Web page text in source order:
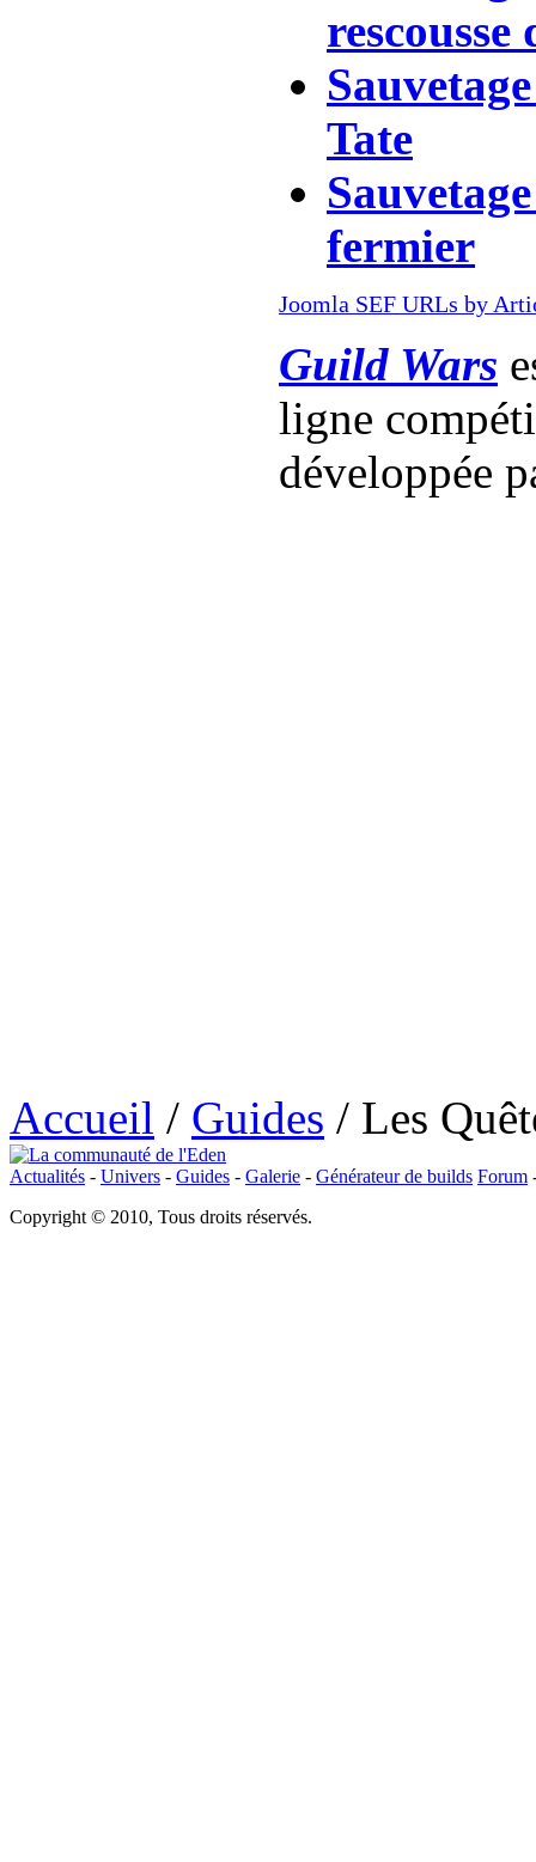
Tate
fermier
Joomla SEF URLs by
Guild Wars
ligne
développée
Accueil / Guides / Les
Actualités - Univers - Guides - Galerie - Générateur de builds Forum
Copyright © 2010, Tous droits réservés.